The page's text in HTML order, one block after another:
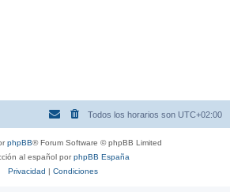
Todos los horarios son UTC+02:00
phpBB® Forum Software © phpBB Limited
al español porphpBB España
Privacidad | Condiciones